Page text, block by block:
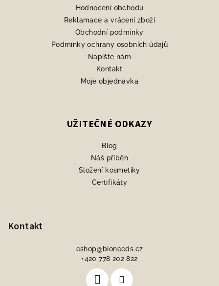
Hodnocení obchodu
Reklamace a vrácení zboží
Obchodní podmínky
Podmínky ochrany osobních údajů
Napište nám
Kontakt
Moje objednávka
UŽITEČNÉ ODKAZY
Blog
Náš příběh
Složení kosmetiky
Certifikáty
Kontakt
eshop@bioneeds.cz
+420 778 202 822